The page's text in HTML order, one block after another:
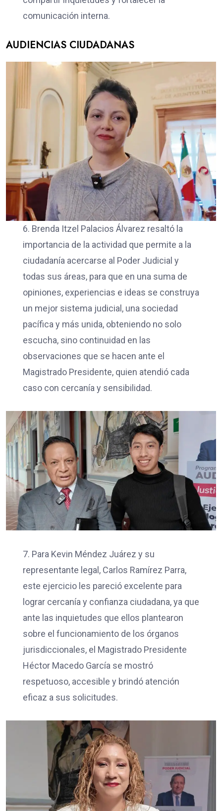
comunicación interna.
AUDIENCIAS CIUDADANAS
6. Brenda Itzel Palacios Álvarez resaltó la
importancia de la actividad que permite a la
ciudadanía acercarse al Poder Judicial y
todas sus áreas, para que en una suma de
opiniones, experiencias e ideas se construya
un mejor sistema judicial, una sociedad
pacífica y más unida, obteniendo no solo
escucha, sino continuidad en las
observaciones que se hacen ante el
Magistrado Presidente, quien atendió cada
caso con cercanía y sensibilidad.
7. Para Kevin Méndez Juárez y su
representante legal, Carlos Ramírez Parra,
este ejercicio les pareció excelente para
lograr cercanía y confianza ciudadana, ya que
ante las inquietudes que ellos plantearon
sobre el funcionamiento de los órganos
jurisdiccionales, el Magistrado Presidente
Héctor Macedo García se mostró
respetuoso, accesible y brindó atención
eficaz a sus solicitudes.